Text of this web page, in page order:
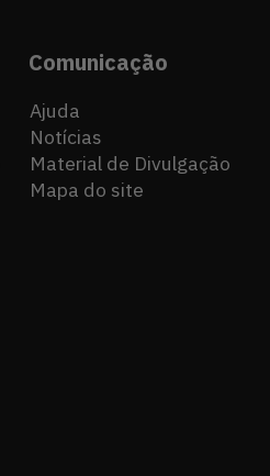
Comunicação
Ajuda
Notícias
Material de Divulgação
Mapa do site